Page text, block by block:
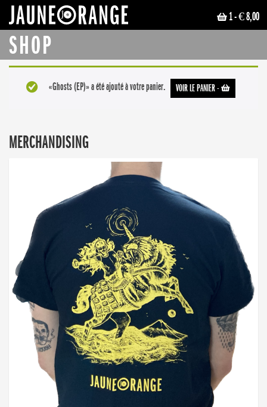
1- € 8,00
SHOP
VOIR LE PANIER-
«Ghosts (EP)» a été ajouté à votre panier.
MERCHANDISING